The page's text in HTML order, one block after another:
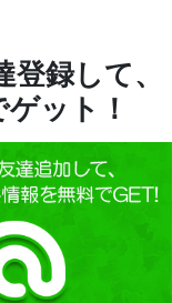
録して、
ット！